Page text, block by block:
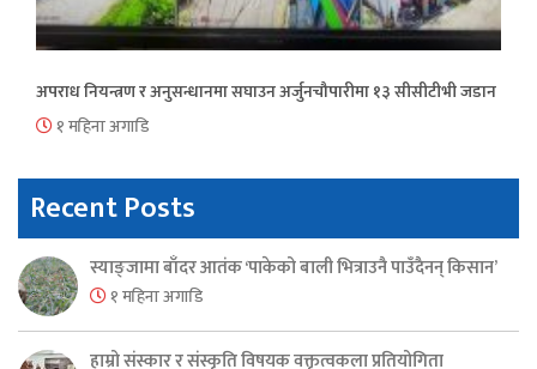
अपराध नियन्त्रण र अनुसन्धानमा सघाउन अर्जुनचौपारीमा १३ सीसीटीभी जडान
१ महिना अगाडि
Recent Posts
स्याङ्जामा बाँदर आतंक ‘पाकेको बाली भित्राउनै पाउँदैनन् किसान’
१ महिना अगाडि
हाम्रो संस्कार र संस्कृति विषयक वक्तृत्वकला प्रतियोगिता